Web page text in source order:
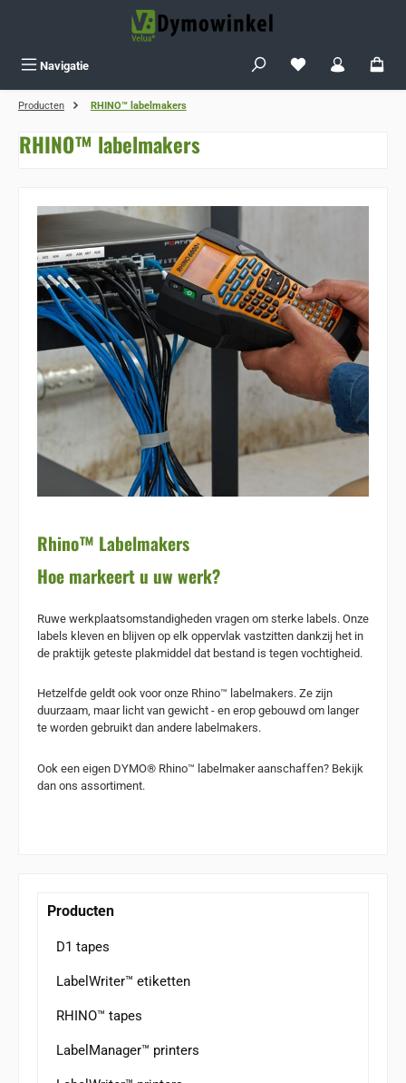
Navigatie Je hebt 0 items op
Producten RHINO™ labelmakers
RHINO™ labelmakers
Rhino™ Labelmakers
Hoe markeert u uw werk?
Ruwe werkplaatsomstandigheden vragen om sterke labels. Onze
labels kleven en blijven op elk oppervlak vastzitten dankzij het in
de praktijk geteste plakmiddel dat bestand is tegen vochtigheid.
Hetzelfde geldt ook voor onze Rhino™ labelmakers. Ze zijn
duurzaam, maar licht van gewicht - en erop gebouwd om langer
te worden gebruikt dan andere labelmakers.
Ook een eigen DYMO® Rhino™ labelmaker aanschaffen? Bekijk
dan ons assortiment.
Producten
D1 tapes
LabelWriter™ etiketten
RHINO™ tapes
LabelManager™ printers